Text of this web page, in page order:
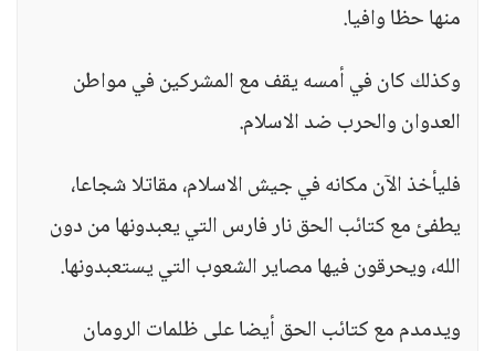
منها حظا وافيا.
وكذلك كان في أمسه يقف مع المشركين في مواطن
العدوان والحرب ضد الاسلام.
فليأخذ الآن مكانه في جيش الاسلام، مقاتلا شجاعا،
يطفئ مع كتائب الحق نار فارس التي يعبدونها من دون
الله، ويحرقون فيها مصاير الشعوب التي يستعبدونها.
ويدمدم مع كتائب الحق أيضا على ظلمات الرومان